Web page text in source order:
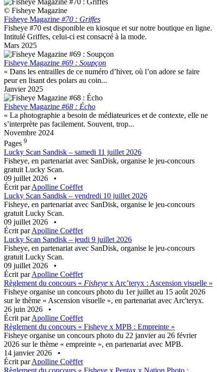
© Fisheye Magazine
Fisheye Magazine #70 : Griffes
Fisheye #70 est disponible en kiosque et sur notre boutique en ligne.
Intitulé Griffes, celui-ci est consacré à la mode.
Mars 2025
Fisheye Magazine #69 : Soupçon
« Dans les entrailles de ce numéro d’hiver, où l’on adore se faire
peur en lisant des polars au coin...
Janvier 2025
Fisheye Magazine #68 : Écho
« La photographie a besoin de médiateurices et de contexte, elle ne
s’interprète pas facilement. Souvent, trop...
Novembre 2024
Pages 9
Lucky Scan Sandisk – samedi 11 juillet 2026
Fisheye, en partenariat avec SanDisk, organise le jeu-concours
gratuit Lucky Scan.
09 juillet 2026
•
Écrit parApolline Coëffet
Lucky Scan Sandisk – vendredi 10 juillet 2026
Fisheye, en partenariat avec SanDisk, organise le jeu-concours
gratuit Lucky Scan.
09 juillet 2026
•
Écrit parApolline Coëffet
Lucky Scan Sandisk – jeudi 9 juillet 2026
Fisheye, en partenariat avec SanDisk, organise le jeu-concours
gratuit Lucky Scan.
09 juillet 2026
•
Écrit parApolline Coëffet
Règlement du concours « Fisheye x Arc’teryx : Ascension visuelle »
Fisheye organise un concours photo du 1er juillet au 15 août 2026
sur le thème « Ascension visuelle », en partenariat avec Arc'teryx.
26 juin 2026
•
Écrit parApolline Coëffet
Règlement du concours « Fisheye x MPB : Empreinte »
Fisheye organise un concours photo du 22 janvier au 26 février
2026 sur le thème « empreinte », en partenariat avec MPB.
14 janvier 2026
•
Écrit parApolline Coëffet
Règlement du concours « Fisheye x Pentax x Nation Photo :